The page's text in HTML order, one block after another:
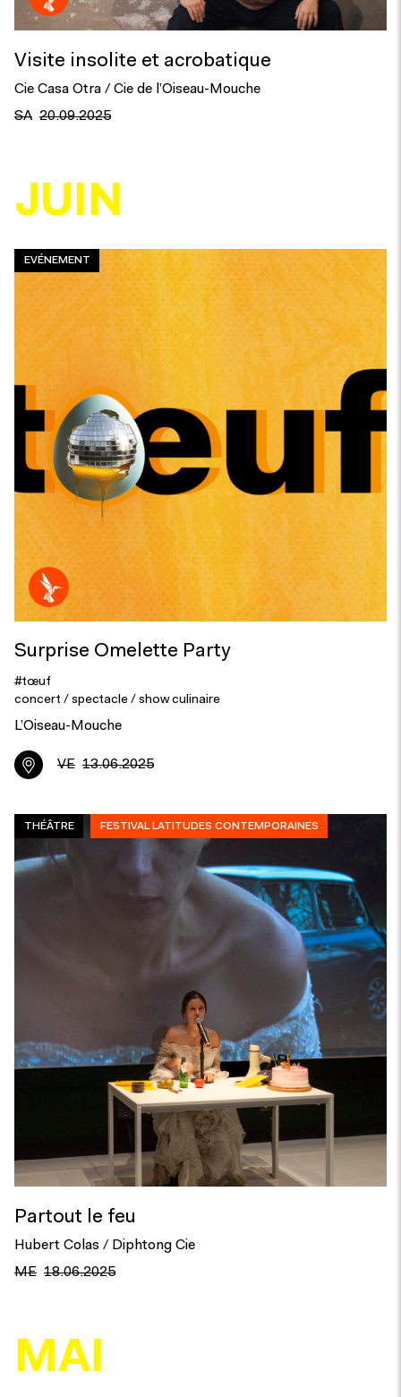
Visite insolite et acrobatique
Cie Casa Otra / Cie de l’Oiseau-Mouche
SA 20.09.2025
JUIN
EVÉNEMENT
Surprise Omelette Party
#tœuf
concert / spectacle / show culinaire
L’Oiseau-Mouche
VE 13.06.2025
THÉÂTRE FESTIVAL LATITUDES CONTEMPORAINES
Partout le feu
Hubert Colas / Diphtong Cie
ME 18.06.2025
MAI